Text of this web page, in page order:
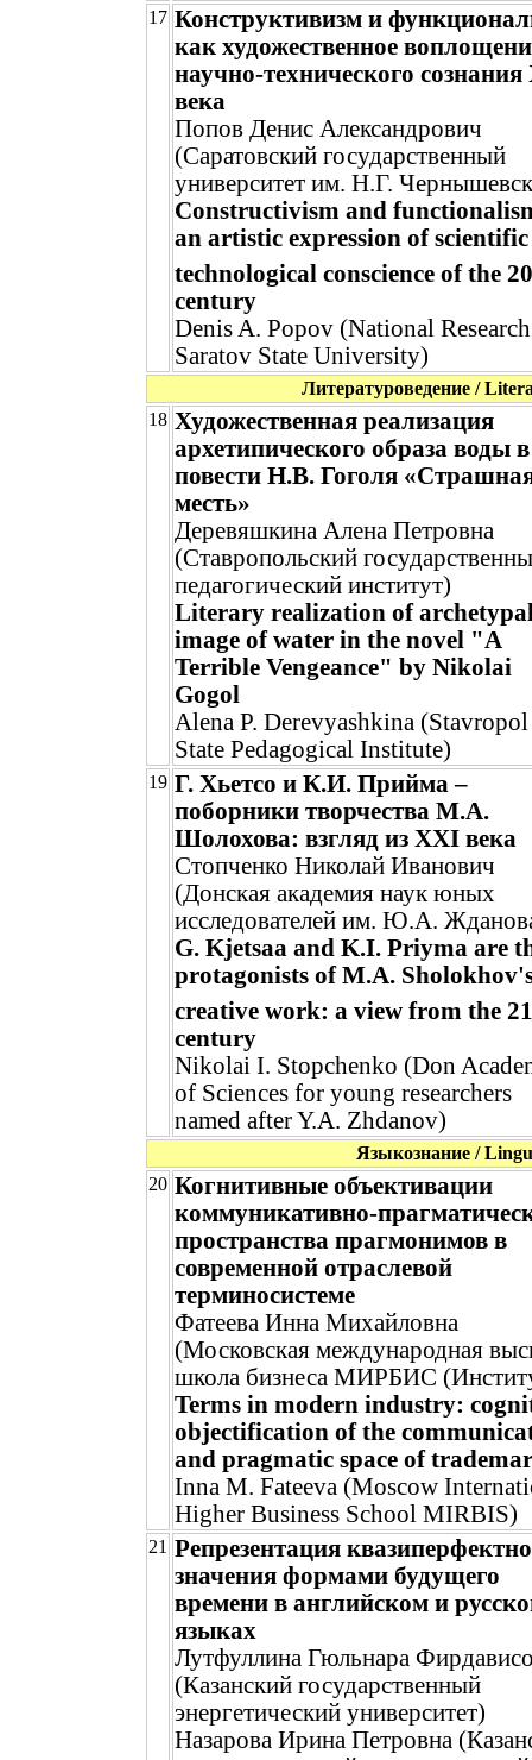
17 Конструктивизм и
как художественное
научно-технического сознания
века
Попов Денис Александрович
(Саратовский государственный
университет им. Н.Г.
Constructivism and
an artistic expression of
technological conscience of the 20
century
Denis A. Popov (National Research
Saratov State University)
Литературоведение /
18 Художественная реализация
архетипического образа воды в
повести Н.В. Гоголя
месть»
Деревяшкина Алена Петровна
(Ставропольский
педагогический институт)
Literary realization of
image of water in the novel "A
Terrible Vengeance" by Nikolai
Gogol
Alena P. Derevyashkina (Stavropol
State Pedagogical Institute)
19 Г. Хьетсо и К.И. Прийма –
поборники творчества М.А.
Шолохова: взгляд из XXI века
Стопченко Николай Иванович
(Донская академия наук юных
исследователей им. Ю.А.
G. Kjetsaa and K.I. Priyma are
protagonists of M.A.
creative work: a view from the 21
century
Nikolai I. Stopchenko (Don
of Sciences for young researchers
named after Y.A. Zhdanov)
Языкознание /
20 Когнитивные объективации
коммуникативно-
пространства прагмонимов в
современной отраслевой
терминосистеме
Фатеева Инна Михайловна
(Московская международная
школа бизнеса МИРБИС
Terms in modern industry:
objectification of the
and pragmatic space of
Inna M. Fateeva (Moscow
Higher Business School MIRBIS)
21 Репрезентация
значения формами будущего
времени в английском и
языках
Лутфуллина Гюльнара
(Казанский государственный
энергетический университет)
Назарова Ирина Петровна